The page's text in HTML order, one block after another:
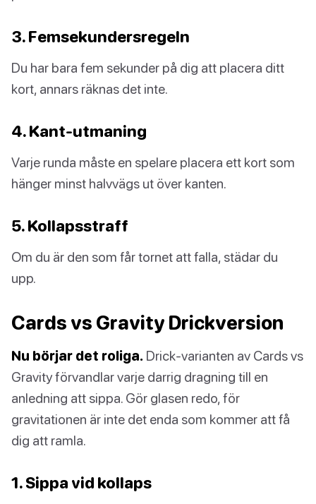
3. Femsekundersregeln
Du har bara fem sekunder på dig att placera ditt
kort, annars räknas det inte.
4. Kant-utmaning
Varje runda måste en spelare placera ett kort som
hänger minst halvvägs ut över kanten.
5. Kollapsstraff
Om du är den som får tornet att falla, städar du
upp.
Cards vs Gravity Drickversion
Nu börjar det roliga. Drick-varianten av Cards vs
Gravity förvandlar varje darrig dragning till en
anledning att sippa. Gör glasen redo, för
gravitationen är inte det enda som kommer att få
dig att ramla.
1. Sippa vid kollaps